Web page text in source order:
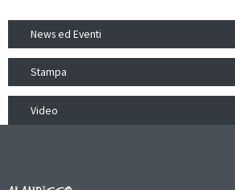
News ed Eventi
Stampa
Video